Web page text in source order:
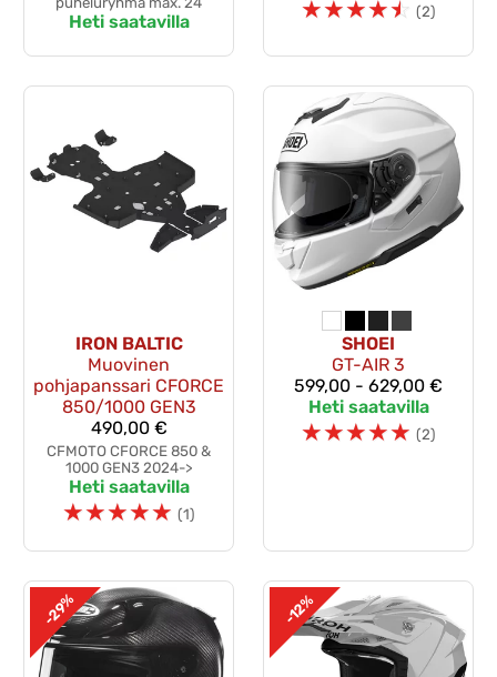
Heti saatavilla ☆☆☆☆☆ (2)
IRON BALTIC
Muovinen
pohjapanssari CFORCE
850/1000 GEN3
490,00 €
CFMOTO CFORCE 850 &
1000 GEN3 2024->
Heti saatavilla
☆☆☆☆☆ (1)
SHOEI
GT-AIR 3
599,00 - 629,00 €
Heti saatavilla
☆☆☆☆☆ (2)
-29% -12%